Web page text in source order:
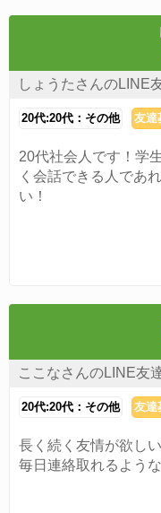
しょうたさんのLINE
20代:20代：その他 友達
20代社会人です！学
く会話できる人であ
い！
ここなさんのLINE友
20代:20代：その他 友達
長く続く友情が欲しい
毎日連絡取れるよう